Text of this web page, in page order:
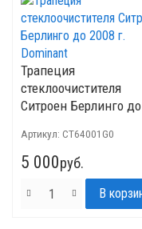
Трапеция
стеклоочистителя
Ситроен Берлинго до
Артикул: CT64001G0
5 000руб.